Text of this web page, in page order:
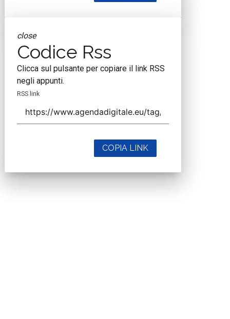
close
Codice Rss
Clicca sul pulsante per copiare il link RSS
negli appunti.
RSS link
COPIA LINK